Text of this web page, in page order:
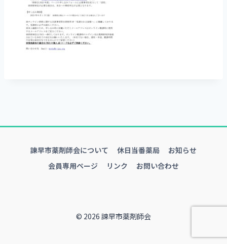
諫早市薬剤師会について 休日当番薬局
お知らせ
会員専用ページ
リンク お問い合わせ
© 2026 諫早市薬剤師会